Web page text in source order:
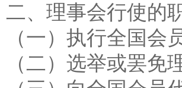
二、理事会行使的
（一）执行全国
（二）选举或罢